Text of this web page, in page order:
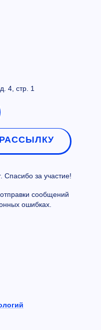
4, стр. 1
за участие!
сообщений
ошибках.